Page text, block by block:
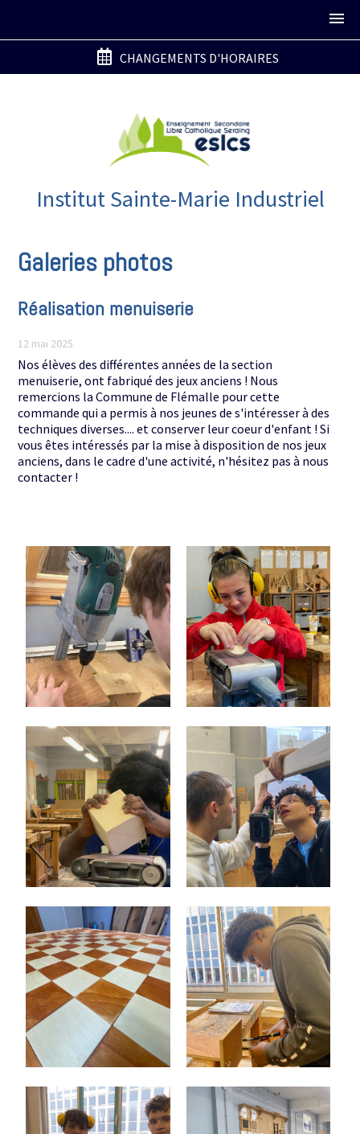
Institut Sainte-Marie Industriel
CHANGEMENTS D'HORAIRES
Galeries photos
Réalisation menuiserie
12 mai 2025
Nos élèves des différentes années de la section
menuiserie, ont fabriqué des jeux anciens ! Nous
remercions la Commune de Flémalle pour cette
commande qui a permis à nos jeunes de s'intéresser à des
techniques diverses.... et conserver leur coeur d'enfant ! Si
vous êtes intéressés par la mise à disposition de nos jeux
anciens, dans le cadre d'une activité, n'hésitez pas à nous
contacter !